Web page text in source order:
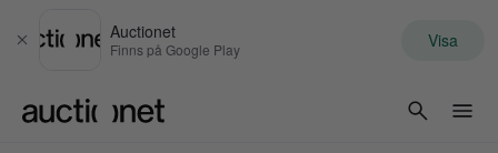
Stäng
Auctionet
Finns på Google Play Visa